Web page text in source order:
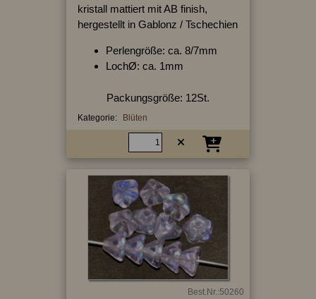
kristall mattiert mit AB finish,
hergestellt in Gablonz / Tschechien
Perlengröße: ca. 8/7mm
LochØ: ca. 1mm
Packungsgröße: 12St.
Kategorie: Blüten
Best.Nr.:50260